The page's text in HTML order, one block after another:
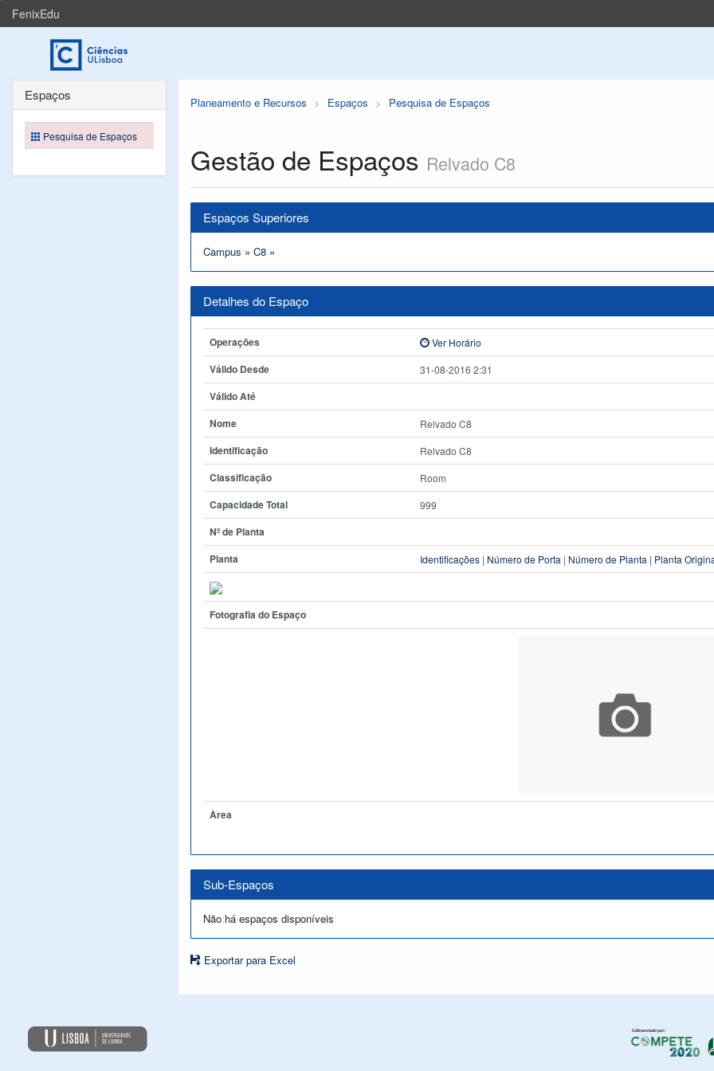
FenixEdu
Planeamento e Recursos Espaços Pesquisa de Espaços
Gestão de Espaços Relvado C8
Espaços Superiores
Campus » C8 »
Detalhes do Espaço
Operações Ver Horário
Válido Desde 31-08-2016 2:31
Válido Até
Nome
Relvado C8
Identificação Relvado C8
Classificação Room
Capacidade Total 999
Nº de Planta
Planta
Identificações | Número de Porta | Número de Planta | Planta
Fotografia do Espaço
Àrea
Sub-Espaços
Não há espaços disponíveis
Exportar para Excel
Espaços
Pesquisa de Espaços